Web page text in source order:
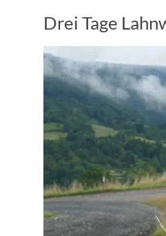
Drei Tage